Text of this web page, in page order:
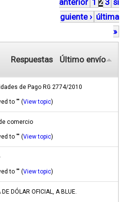
anterior 1 2 3 si
guiente › última
»
Respuestas Último envío
de Pago RG 2774/2010
to "" (View topic)
comercio
to "" (View topic)
to "" (View topic)
DÓLAR OFICIAL, A BLUE.